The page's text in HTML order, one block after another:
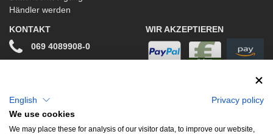
Händler werden
KONTAKT
069 4089908-0
Facebook
WIR AKZEPTIEREN
English
Privacy policy
We use cookies
We may place these for analysis of our visitor data, to improve our website,